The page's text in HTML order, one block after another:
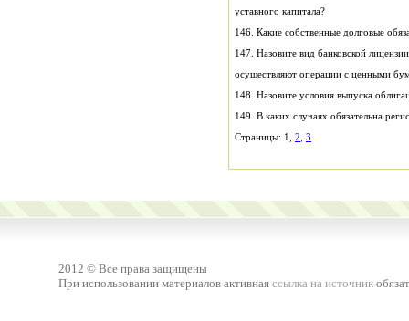
уставного капитала?
146. Какие собственные долговые
147. Назовите вид банковской
осуществляют операции с ценными
148. Назовите условия выпуска
149. В каких случаях обязательна
Страницы: 1, 2 3
2012 © Все права защищены
При использовании материалов активная ссылка на источник